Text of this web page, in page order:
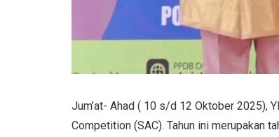
Jum’at- Ahad ( 10 s/d 12 Oktober 2025),
Competition (SAC). Tahun ini merupakan